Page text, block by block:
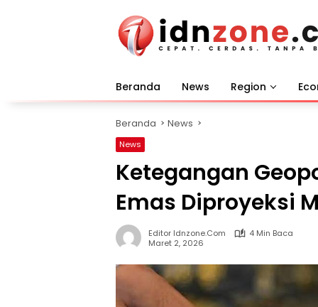
Beranda News Region
Beranda News
News
Ketegangan
Emas Diproyeksi
Editor Idnzone.com
4 Min Baca
Maret 2, 2026